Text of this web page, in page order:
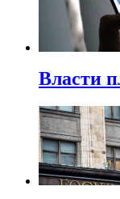
Власти